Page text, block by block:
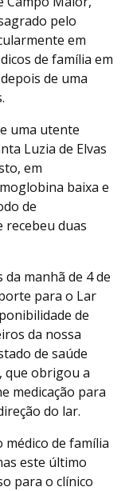
pelo
em
de família em
de uma
uma utente
Luzia de Elvas
em
baixa e
de
duas
manhã de 4 de
para o Lar
de
da nossa
de saúde
que obrigou a
medicação para
do lar.
de família
este último
para o clínico